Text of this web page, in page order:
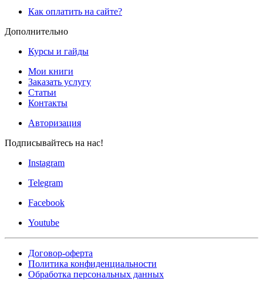
Как оплатить на сайте?
Дополнительно
Курсы и гайды
Мои книги
Заказать услугу
Статьи
Контакты
Авторизация
Подписывайтесь на нас!
Instagram
Telegram
Facebook
Youtube
Договор-оферта
Политика конфиденциальности
Обработка персональных данных